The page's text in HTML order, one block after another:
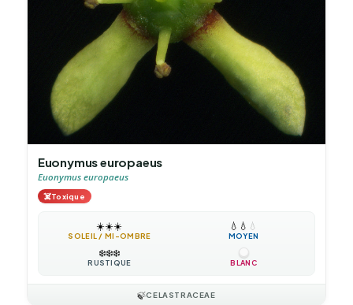
Euonymus europaeus
Euonymus europaeus
☠️Toxique
☀️☀️☀️
SOLEIL / MI-OMBRE
💧 💧 💧
MOYEN
❄️❄️❄️
RUSTIQUE BLANC
🍃CELASTRACEAE